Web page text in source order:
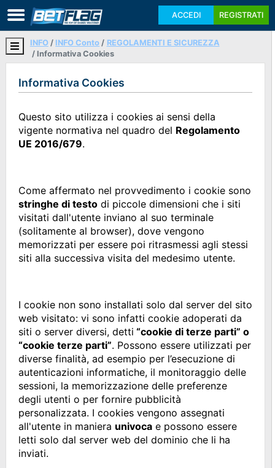
ACCEDI REGISTRATI
INFO INFO Conto
REGOLAMENTI E SICUREZZA
Informativa Cookies
Informativa Cookies
Questo sito utilizza i cookies ai sensi della
vigente normativa nel quadro del Regolamento
UE 2016/679.
Come affermato nel provvedimento i cookie sono
stringhe di testo di piccole dimensioni che i siti
visitati dall'utente inviano al suo terminale
(solitamente al browser), dove vengono
memorizzati per essere poi ritrasmessi agli stessi
siti alla successiva visita del medesimo utente.
I cookie non sono installati solo dal server del sito
web visitato: vi sono infatti cookie adoperati da
siti o server diversi, detti “cookie di terze parti” o
“cookie terze parti”. Possono essere utilizzati per
diverse finalità, ad esempio per l’esecuzione di
autenticazioni informatiche, il monitoraggio delle
sessioni, la memorizzazione delle preferenze
degli utenti o per fornire pubblicità
personalizzata. I cookies vengono assegnati
all'utente in maniera univoca e possono essere
letti solo dal server web del dominio che li ha
inviati.